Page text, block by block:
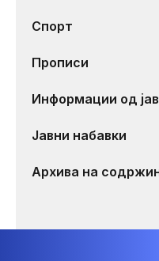
Спорт
Прописи
Информации од
Јавни набавки
Архива на